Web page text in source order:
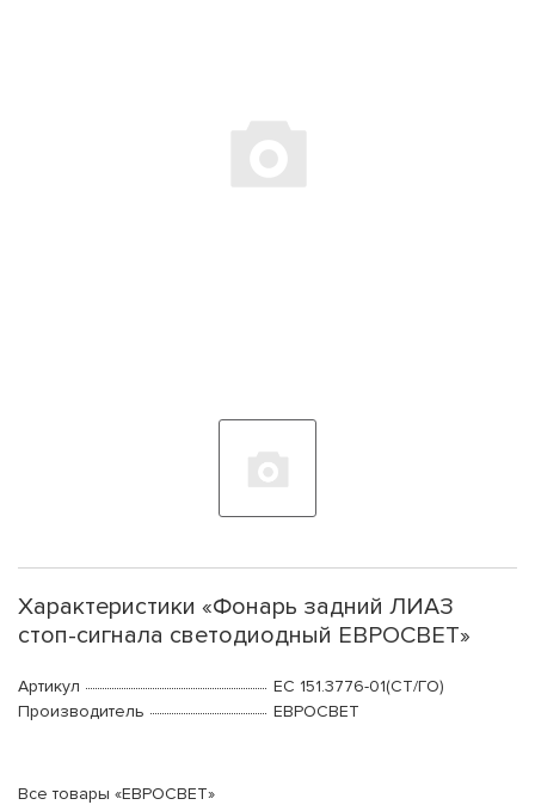
Характеристики «Фонарь задний ЛИАЗ
стоп-сигнала светодиодный ЕВРОСВЕТ»
Артикул
ЕС 151.3776-01(СТ/ГО)
Производитель
ЕВРОСВЕТ
Все товары «ЕВРОСВЕТ»